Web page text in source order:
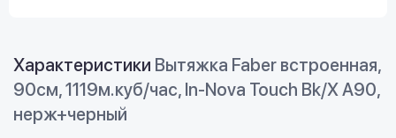
Характеристики Вытяжка Faber встроенная,
90см, 1119м.куб/час, In-Nova Touch Bk/X A90,
нерж+черный